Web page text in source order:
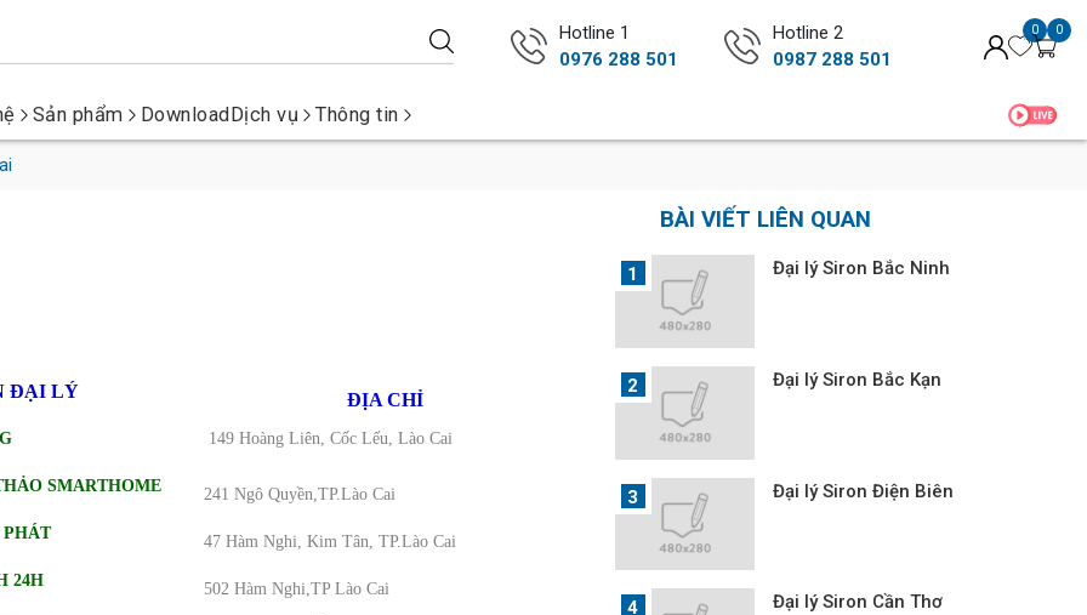
Hotline 1
0976 288 501
Hotline 2
0987 288 501
0 0
Sản phẩm DownloadDịch vụ Thông tin
ĐẠI LÝ ĐỊA CHỈ
149 Hoàng Liên, Cốc Lếu, Lào Cai
SMARTHOME 241 Ngô Quyền,TP.Lào Cai
PHÁT 47 Hàm Nghi, Kim Tân, TP.Lào Cai
24H 502 Hàm Nghi,TP Lào Cai
BÀI VIẾT LIÊN QUAN
Đại lý Siron Bắc Ninh
Đại lý Siron Bắc Kạn
Đại lý Siron Điện Biên
Đại lý Siron Cần Thơ